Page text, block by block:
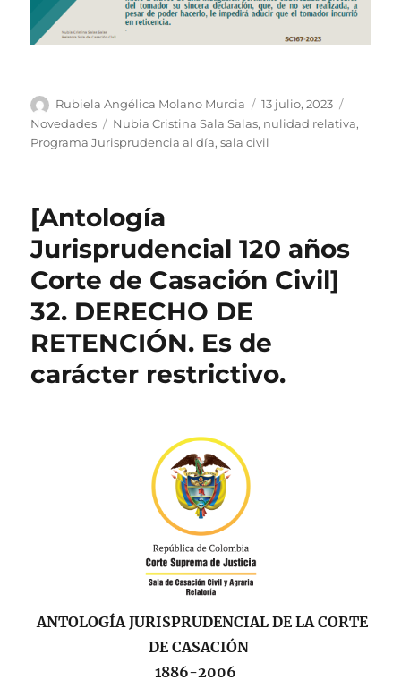
Autor
Rubiela Angélica Molano Murcia
Publicado
el
13 julio, 2023
Novedades
Etiquetas
Nubia Cristina Sala Salas, nulidad relativa,
Programa Jurisprudencia al día,sala civil
[Antología
Jurisprudencial 120 años
Corte de Casación Civil]
32. DERECHO DE
RETENCIÓN. Es de
carácter restrictivo.
ANTOLOGÍA JURISPRUDENCIAL DE LA CORTE
DE CASACIÓN
1886-2006